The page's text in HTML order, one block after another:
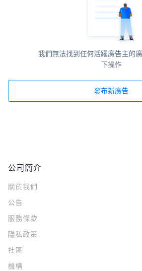
我們無法找到任何活躍廣告主的
下操作
發布新廣告
公司簡介
關於我們
公告
服務條款
隱私政策
社區
機構